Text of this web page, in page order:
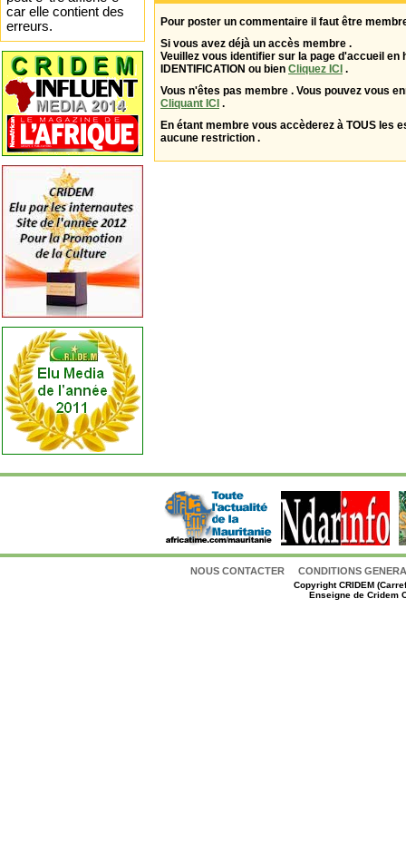
Pour poster un commentaire il faut être
Si vous avez déjà un accès membre .
Veuillez vous identifier sur la page d'accueil en
IDENTIFICATION ou bien Cliquez ICI .
Vous n'êtes pas membre . Vous pouvez vous
Cliquant ICI .
En étant membre vous accèderez à TOUS les
aucune restriction .
NOUS CONTACTER CONDITIONS
CopyrightCRIDEM
Enseigne de Cridem